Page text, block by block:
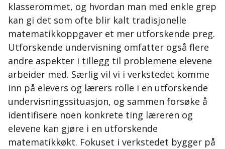
klasserommet, og hvordan man med enkle grep
kan gi det som ofte blir kalt tradisjonelle
matematikkoppgaver et mer utforskende preg.
Utforskende undervisning omfatter også flere
andre aspekter i tillegg til problemene elevene
arbeider med. Særlig vil vi i verkstedet komme
inn på elevers og lærers rolle i en utforskende
undervisningssituasjon, og sammen forsøke å
identifisere noen konkrete ting læreren og
elevene kan gjøre i en utforskende
matematikkøkt. Fokuset i verkstedet bygger på